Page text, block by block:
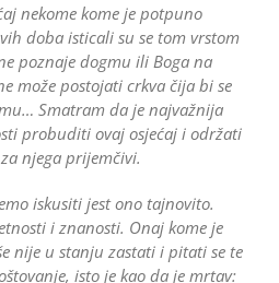
nekome kome je potpuno
doba isticali su se tom vrstom
poznaje dogmu ili Boga na
može postojati crkva čija bi se
Smatram da je najvažnija
probuditi ovaj osjećaj i održati
njega prijemčivi.
iskusiti jest ono tajnovito.
i znanosti. Onaj kome je
nije u stanju zastati i pitati se te
isto je kao da je mrtav: